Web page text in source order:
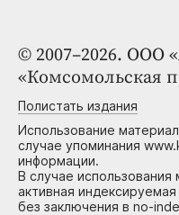
© 2007–2026. ООО
«Комсомольская
Полистать издания
Использование
случае упоминания
информации.
В случае использования
активная
без заключения в no-